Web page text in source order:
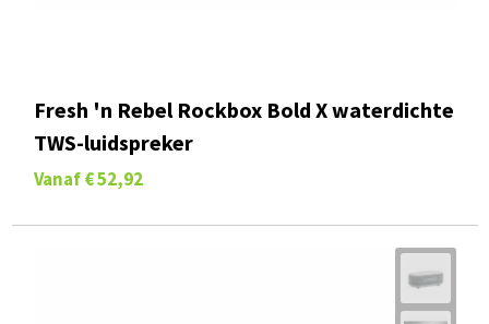
Fresh 'n Rebel Rockbox Bold X waterdichte
TWS-luidspreker
Vanaf € 52,92